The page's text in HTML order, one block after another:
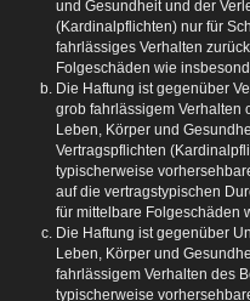
und Gesundheit und der
(Kardinalpflichten) nur für
fahrlässiges Verhalten
Folgeschäden wie
Die Haftung ist gegenüber
grob fahrlässigem Verhalten
Leben, Körper und
Vertragspflichten
typischerweise
auf die vertragstypischen
für mittelbare Folgeschäden
Die Haftung ist gegenüber
Leben, Körper und
fahrlässigem Verhalten des
typischerweise